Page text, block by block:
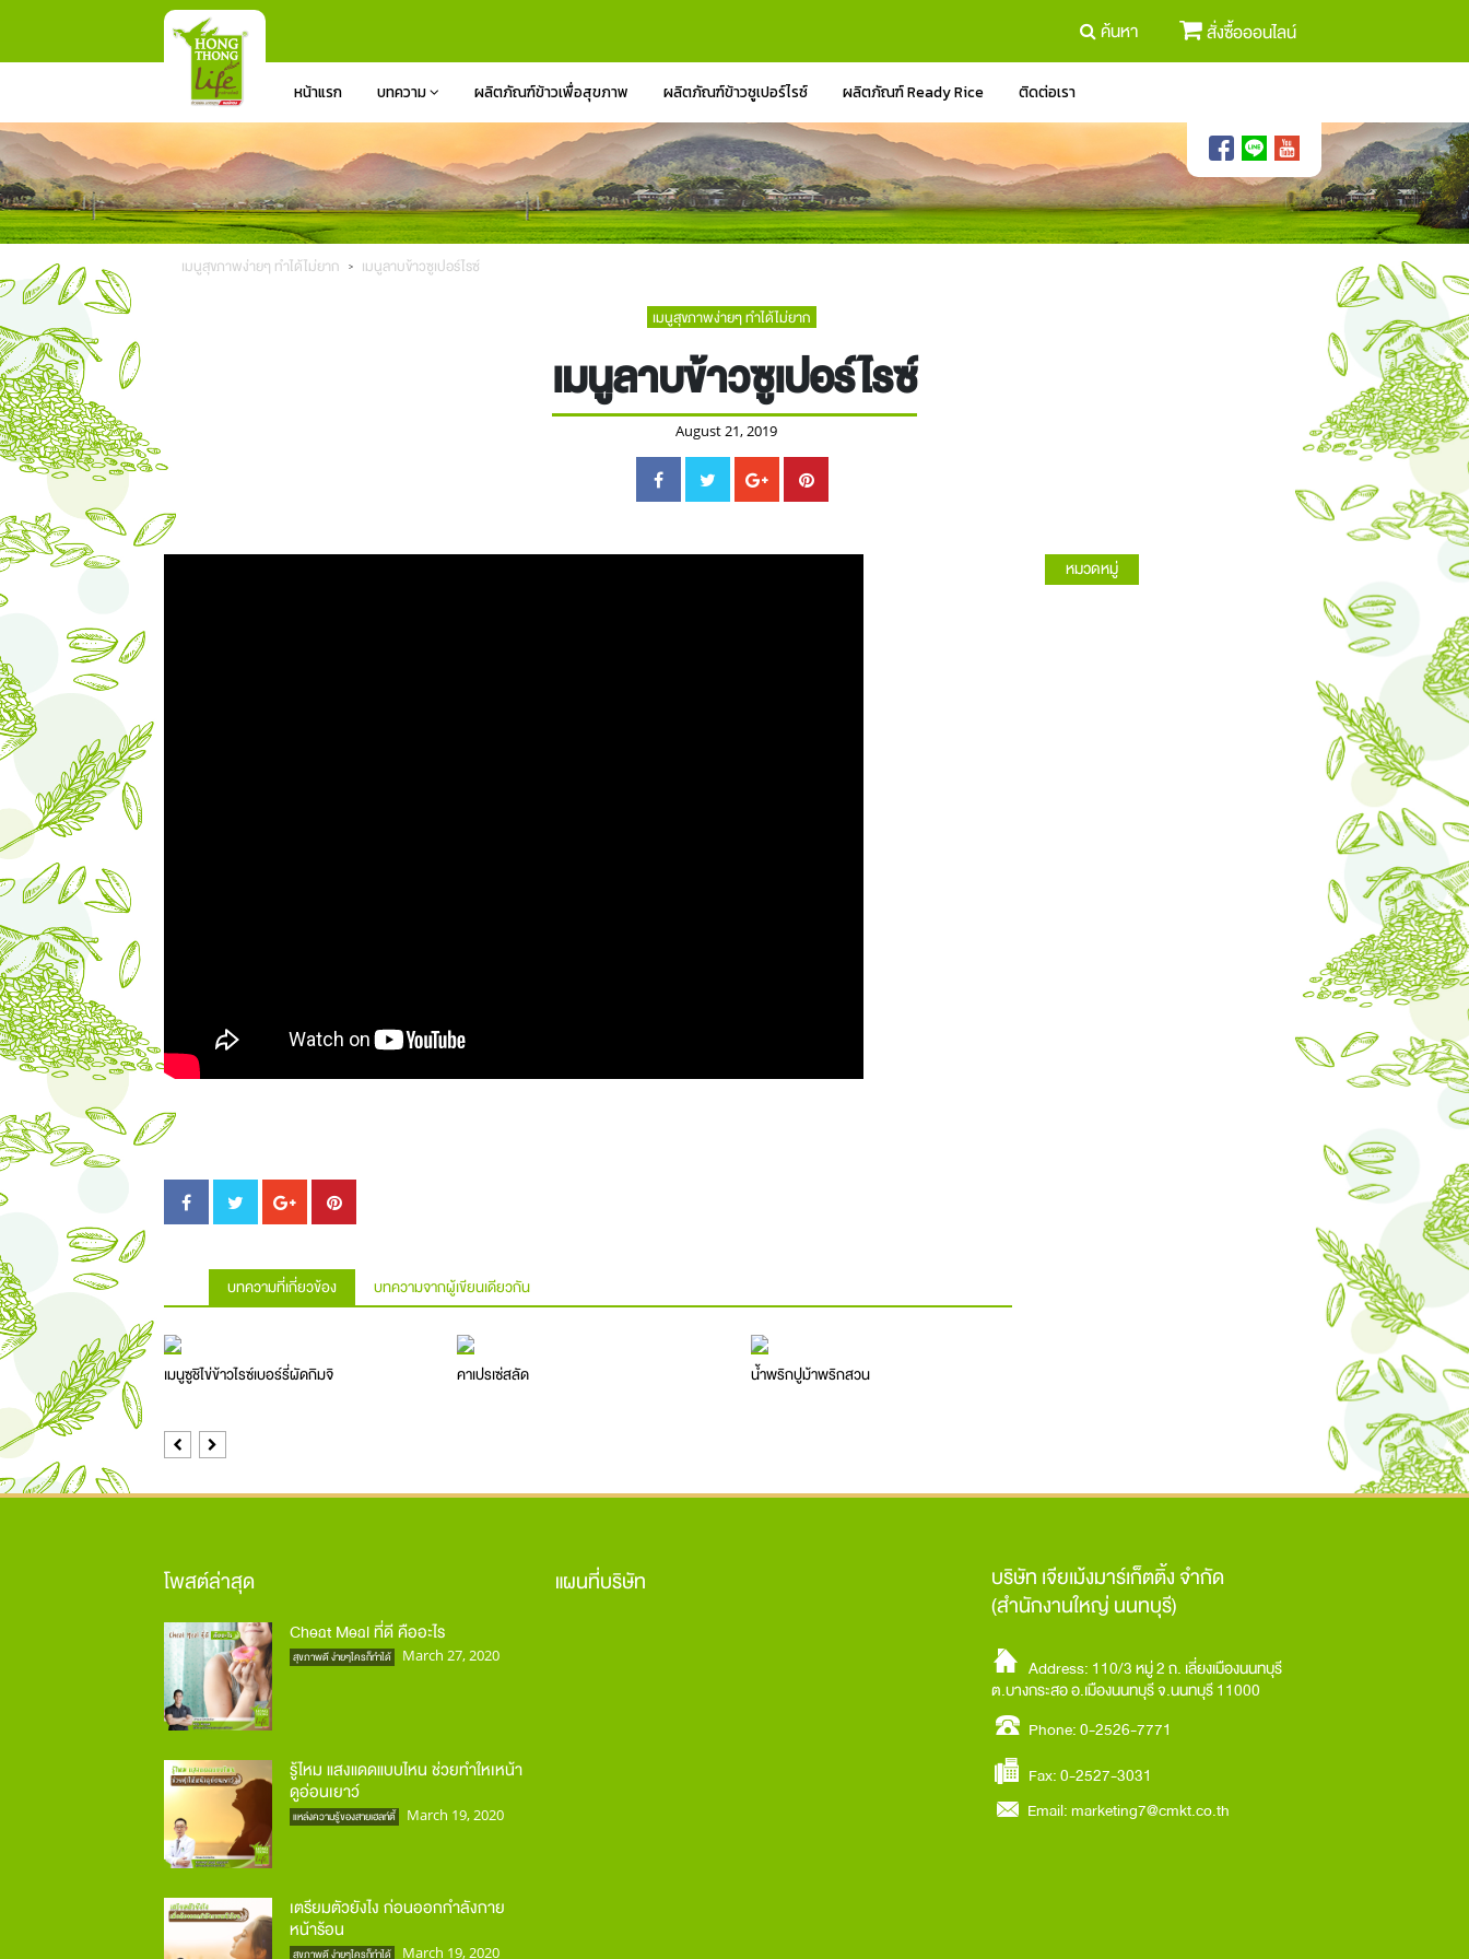
ค้นหา สั่งซื้อออนไลน์
หน้าแรก บทความ ผลิตภัณฑ์ข้าวเพื่อสุขภาพ ผลิตภัณฑ์ข้าวซูเปอร์ไรซ์ ผลิตภัณฑ์ Ready Rice ติดต่อเรา
เมนูสุขภาพง่ายๆ ทำได้ไม่ยาก เมนูลาบข้าวซูเปอร์ไรซ์
เมนูสุขภาพง่ายๆ ทำได้ไม่ยาก
เมนูลาบข้าวซูเปอร์ไรซ์
August 21, 2019
บทความที่เกี่ยวข้อง บทความจากผู้เขียนเดียวกัน
เมนูซูชิไข่ข้าวไรซ์เบอร์รี่ผัดกิมจิ คาเปรเซ่สลัด น้ำพริกปูม้าพริกสวน
Previous
Next
หมวดหมู่
โพสต์ล่าสุด
Cheat Meal ที่ดี คืออะไร
สุขภาพดี ง่ายๆใครก็ทำได้ March 27, 2020
รู้ไหม แสงแดดแบบไหน ช่วยทำใหเหน้า
ดูอ่อนเยาว์
แหล่งความรู้ของสายเฮลท์ตี้ March 19, 2020
เตรียมตัวยังไง ก่อนออกกำลังกาย
หน้าร้อน
สุขภาพดี ง่ายๆใครก็ทำได้ March 19, 2020
แผนที่บริษัท
บริษัท เจียเม้งมาร์เก็ตติ้ง จำกัด
(สำนักงานใหญ่ นนทบุรี)
Address: 110/3 หมู่ 2 ถ. เลี่ยงเมืองนนทบุรี
ต.บางกระสอ อ.เมืองนนทบุรี จ.นนทบุรี 11000
Phone: 0-2526-7771
Fax: 0-2527-3031
Email:marketing7@cmkt.co.th